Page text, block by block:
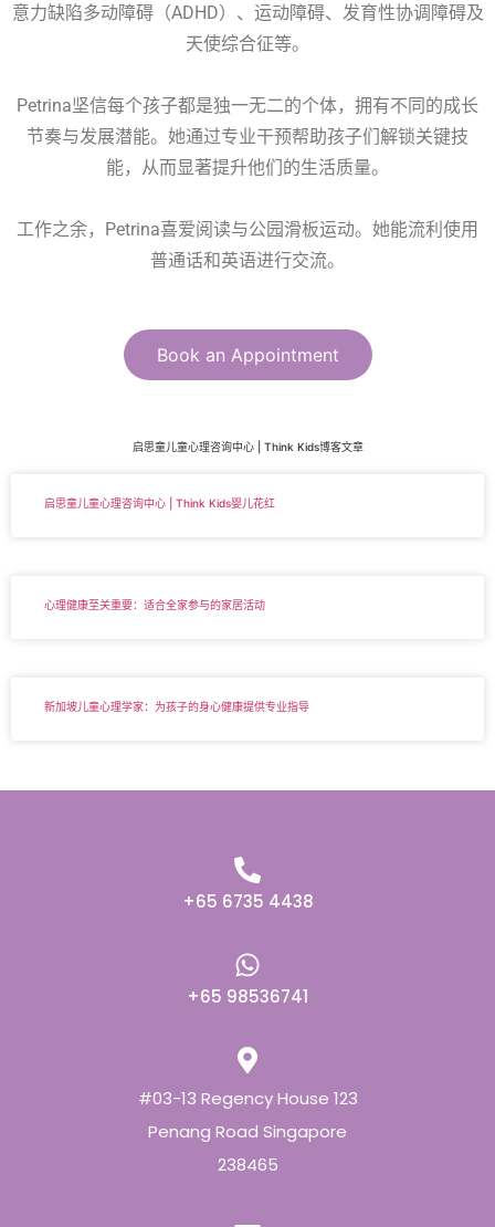
意力缺陷多动障碍（ADHD）、运动障碍、发育性协调障碍及
天使综合征等。
Petrina坚信每个孩子都是独一无二的个体，拥有不同的成长
节奏与发展潜能。她通过专业干预帮助孩子们解锁关键技
能，从而显著提升他们的生活质量。
工作之余，Petrina喜爱阅读与公园滑板运动。她能流利使用
普通话和英语进行交流。
Book an Appointment
启思童儿童心理咨询中心 | Think Kids博客文章
启思童儿童心理咨询中心 | Think Kids婴儿花红
心理健康至关重要：适合全家参与的家居活动
新加坡儿童心理学家：为孩子的身心健康提供专业指导
+65 6735 4438
+65 98536741
#03-13 Regency House 123
Penang Road Singapore
238465